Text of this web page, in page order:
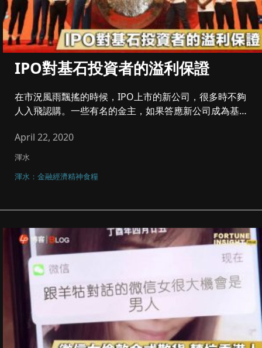
IPO對基石投資者的溢利保證
在市況風雨飄搖的時候，IPO上市的新公司，很多時不夠
人入飛認購。一些有名的金主，如果答應新公司成為基石
April 22, 2020
渾水
渾水：金融經濟精神食糧